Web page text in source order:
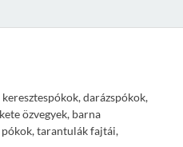
darázspókok,
özvegyek, barna
tarantulák fajtái,